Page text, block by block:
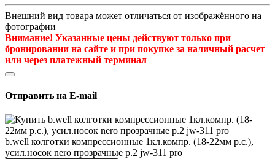
Внешний вид товара может отличаться от изображённого на
фотографии
Внимание! Указанные цены действуют только при
бронировании на сайте и при покупке за наличный расчет
или через платежный терминал
Отправить на E-mail
b.well колготки компрессионные 1кл.компр. (18-22мм р.с.),
усил.носок nero прозрачные р.2 jw-311 pro